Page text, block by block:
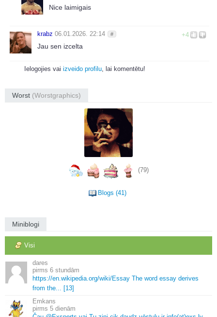
Nice laimigais
+4
krabz 06.01.2026. 22:14 #
Jau sen izcelta
Ielogojies vai izveido profilu , lai komentētu!
Worst (Worstgraphics)
(79)
Blogs (41)
Miniblogi
Visi
dares
6 stundām
https://en. wikipedia. org/wiki/Essay The word essay derives
from the.
[13]
Emkans
5 dienām